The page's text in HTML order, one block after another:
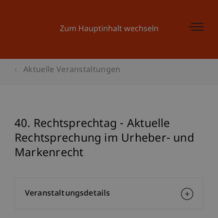
Zum Hauptinhalt wechseln
Aktuelle Veranstaltungen
40. Rechtsprechtag - Aktuelle
Rechtsprechung im Urheber- und
Markenrecht
Veranstaltungsdetails